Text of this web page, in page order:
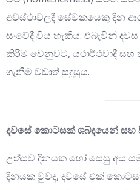
අවස්ථාවලදී සේවකයෙකු දින
සංවේදී විය හැකිය. එබැවින්
කිරීම වෙනුවට, යථාර්ථවාදී සහ
ගැනීම වඩාත් සුදුසුය.
දවසේ කොටසක් ශබ්දයෙන් සහ
උත්සව දිනයක හෝ සෙසු අය
දිනයක වුවද, දවසේ එක්